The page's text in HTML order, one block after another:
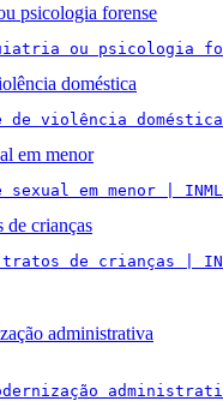
psicologia forense
ou psicologia
doméstica
de violência
em menor
em menor |
de crianças
tratos de crianças |
administrativa